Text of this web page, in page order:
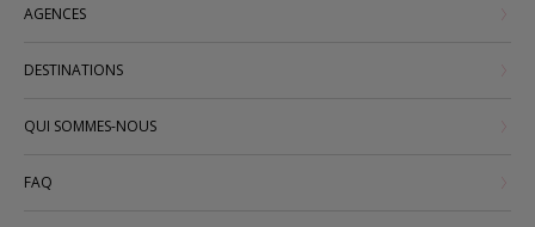
AGENCES
DESTINATIONS
QUI SOMMES-NOUS
FAQ